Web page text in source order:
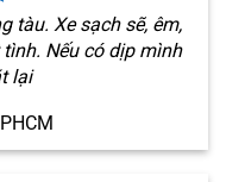
tàu. Xe sạch sẽ, êm,
Nếu có dịp mình
lại